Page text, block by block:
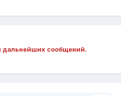
дальнейших сообщений.